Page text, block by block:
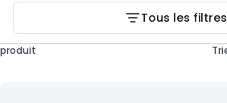
Tous les filtres
produit